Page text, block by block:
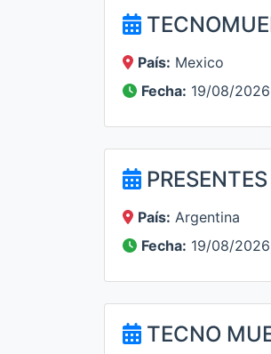
País: Mexico
Fecha: 19/08/
País: Argentina
Fecha: 19/08/
TECNO